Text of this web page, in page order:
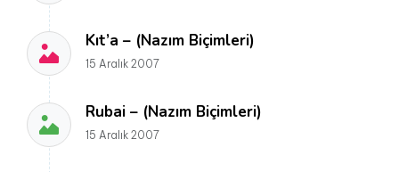
Kıt’a – (Nazım Biçimleri)
15 Aralık 2007
Rubai – (Nazım Biçimleri)
15 Aralık 2007